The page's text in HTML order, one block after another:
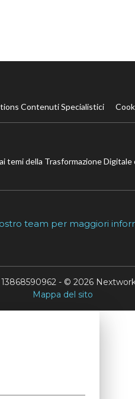
Contenuti Specialistici
della Trasformazione
team per maggiori
- © 2026
Mappa del sito